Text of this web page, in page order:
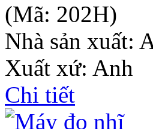
(Mã: 202H)
Nhà sản xuất:
Xuất xứ: Anh
Chi tiết